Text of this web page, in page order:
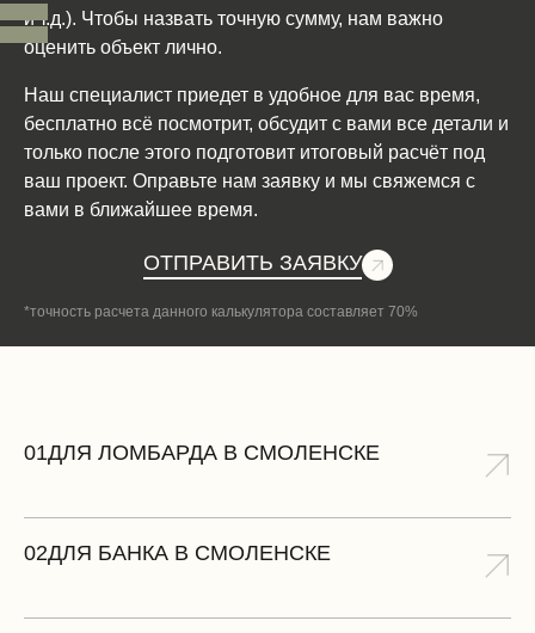
и т.д.). Чтобы назвать точную сумму, нам важно
оценить объект лично.
Наш специалист приедет в удобное для вас время,
бесплатно всё посмотрит, обсудит с вами все детали и
только после этого подготовит итоговый расчёт под
ваш проект. Оправьте нам заявку и мы свяжемся с
вами в ближайшее время.
ОТПРАВИТЬ ЗАЯВКУ
*точность расчета данного калькулятора составляет 70%
01ДЛЯ ЛОМБАРДА В СМОЛЕНСКЕ
02ДЛЯ БАНКА В СМОЛЕНСКЕ